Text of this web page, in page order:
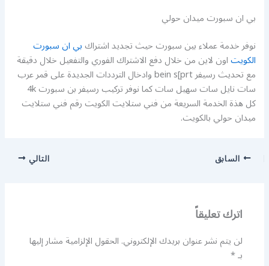
بي ان سبورت ميدان حولي
نوفر خدمة عملاء بين سبورت حيث تجديد اشتراكبي ان سبورت
الكويتاون لاين من خلال دفع الاشتراك الفوري والتفعيل خلال دقيقة
مع تحديث رسيفر bein s[prt وادخال الترددات الجديدة على قمر عرب
سات نايل سات سهيل سات كما نوفر تركيب رسيفر بن سبورت 4k
كل هذة الخدمة السريعة من فني ستلايت الكويت رقم فني ستلايت
ميدان حولي بالكويت.
السابق التالي
اترك تعليقاً
لن يتم نشر عنوان بريدك الإلكتروني.الحقول الإلزامية مشار إليها
بـ*